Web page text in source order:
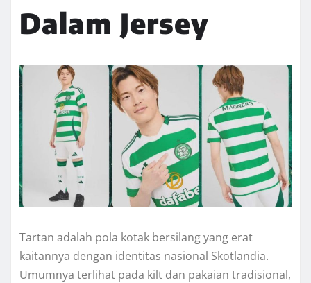
Dalam Jersey
Tartan adalah pola kotak bersilang yang erat
kaitannya dengan identitas nasional Skotlandia.
Umumnya terlihat pada kilt dan pakaian tradisional,